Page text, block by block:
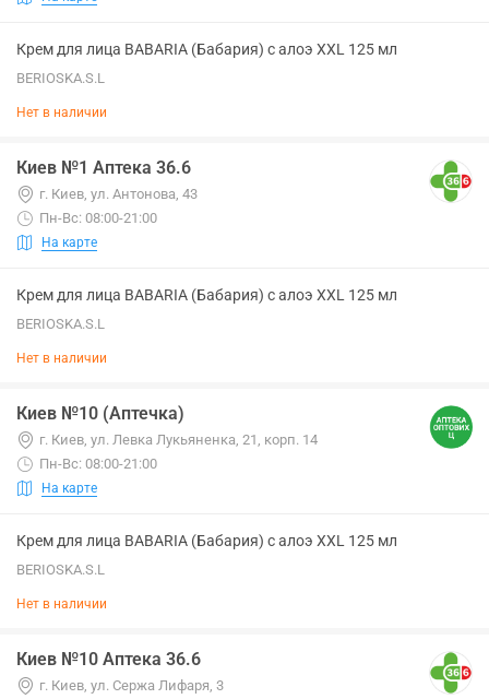
Крем для лица BABARIA (Бабария) с алоэ XXL 125 мл
BERIOSKA.S.L
Нет в наличии
Киев №1 Аптека 36.6
г. Киев, ул. Антонова, 43
Пн-Вс: 08:00-21:00
На карте
Крем для лица BABARIA (Бабария) с алоэ XXL 125 мл
BERIOSKA.S.L
Нет в наличии
Киев №10 (Аптечка)
г. Киев, ул. Левка Лукьяненка, 21, корп. 14
Пн-Вс: 08:00-21:00
На карте
Крем для лица BABARIA (Бабария) с алоэ XXL 125 мл
BERIOSKA.S.L
Нет в наличии
Киев №10 Аптека 36.6
г. Киев, ул. Сержа Лифаря, 3